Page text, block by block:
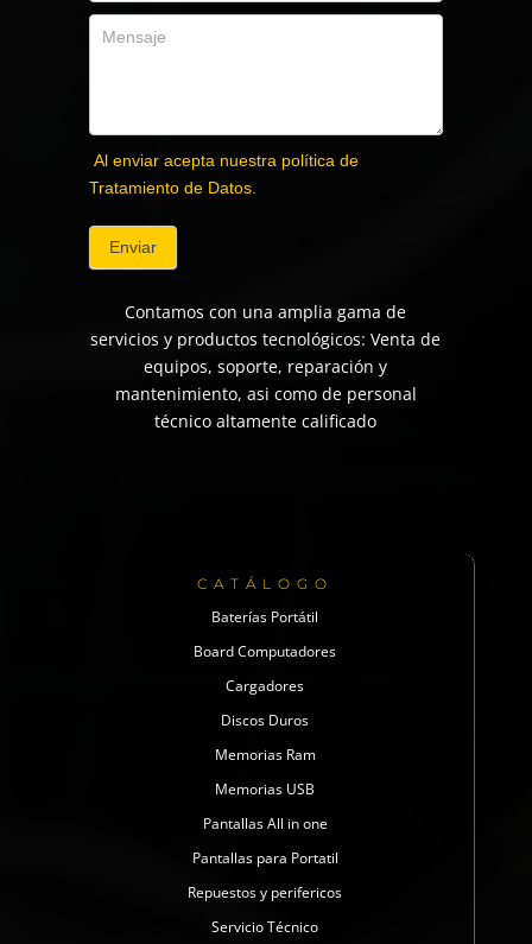
Al enviar acepta nuestra política de
Tratamiento de Datos.
Enviar
Contamos con una amplia gama de
servicios y productos tecnológicos: Venta de
equipos, soporte, reparación y
mantenimiento, asi como de personal
técnico altamente calificado
CATÁLOGO
Baterías Portátil
Board Computadores
Cargadores
Discos Duros
Memorias Ram
Memorias USB
Pantallas All in one
Pantallas para Portatil
Repuestos y perifericos
Servicio Técnico